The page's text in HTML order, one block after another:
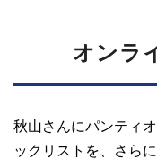
オンラ
秋山さんにパンティ
ックリストを、さら